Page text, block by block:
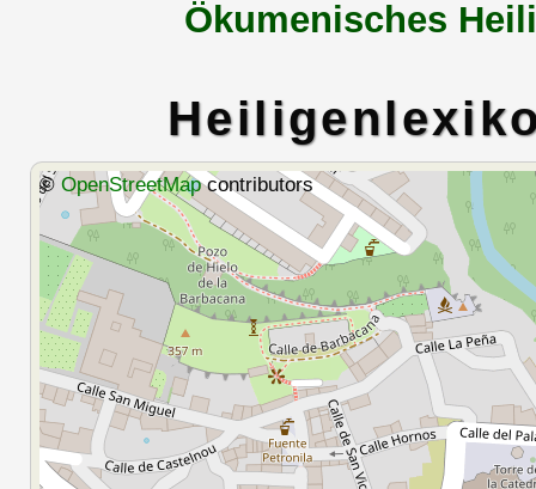
Ökumenisches
© OpenStreetMapcontributors